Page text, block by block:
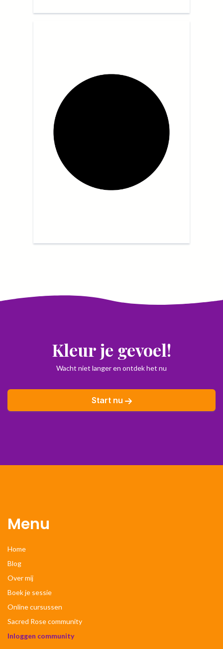
Kleur je gevoel!
Wacht niet langer en ontdek het nu
Start nu
Menu
Home
Blog
Over mij
Boek je sessie
Online cursussen
Sacred Rose community
Inloggen community